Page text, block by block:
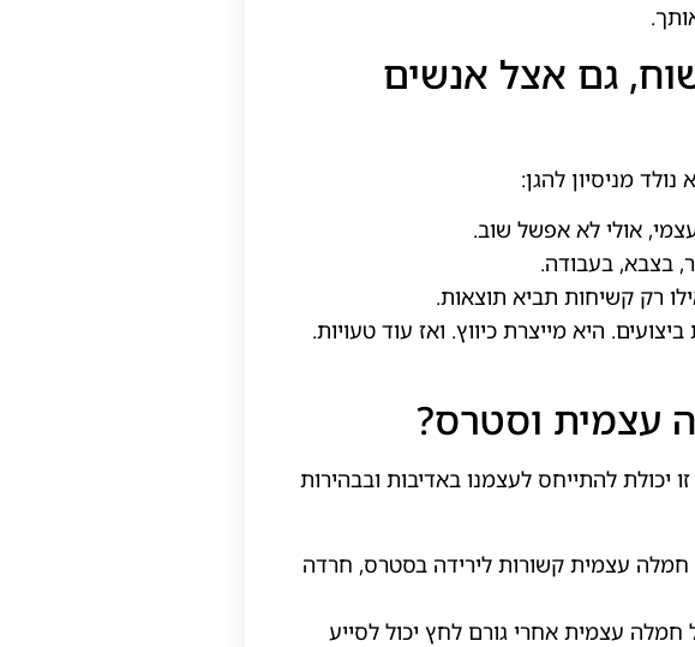
גם אצל אנשים
מניסיון להגן:
אולי לא אפשל שוב.
בצבא, בעבודה.
רק קשיחות תביא תוצאות.
היא מייצרת כיווץ. ואז עוד טעויות.
עצמית וסטרס?
יכולת להתייחס לעצמנו באדיבות ובבהירות
עצמית קשורות לירידה בסטרס, חרדה
עצמית אחרי גורם לחץ יכול לסייע